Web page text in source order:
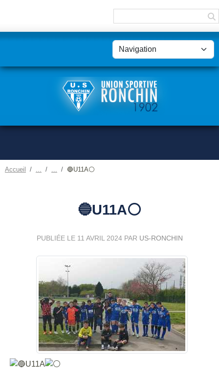
Accueil 🔵U11A⚪
🔵U11A⚪
PUBLIÉE LE 11 AVRIL 2024PAR US-RONCHIN
U11A